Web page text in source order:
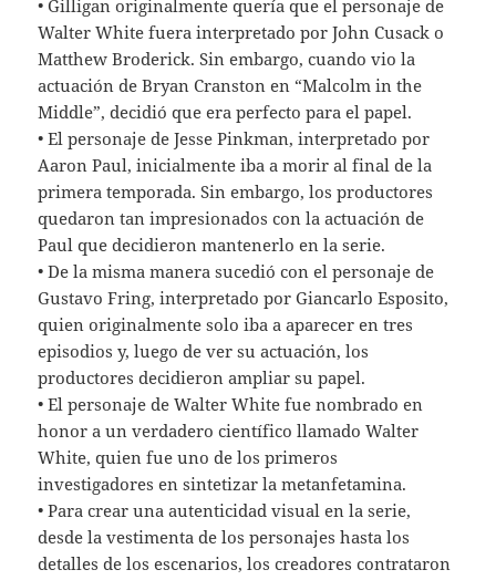
• Gilligan originalmente quería que el personaje de
Walter White fuera interpretado por John Cusack o
Matthew Broderick. Sin embargo, cuando vio la
actuación de Bryan Cranston en “Malcolm in the
Middle”, decidió que era perfecto para el papel.
• El personaje de Jesse Pinkman, interpretado por
Aaron Paul, inicialmente iba a morir al final de la
primera temporada. Sin embargo, los productores
quedaron tan impresionados con la actuación de
Paul que decidieron mantenerlo en la serie.
• De la misma manera sucedió con el personaje de
Gustavo Fring, interpretado por Giancarlo Esposito,
quien originalmente solo iba a aparecer en tres
episodios y, luego de ver su actuación, los
productores decidieron ampliar su papel.
• El personaje de Walter White fue nombrado en
honor a un verdadero científico llamado Walter
White, quien fue uno de los primeros
investigadores en sintetizar la metanfetamina.
• Para crear una autenticidad visual en la serie,
desde la vestimenta de los personajes hasta los
detalles de los escenarios, los creadores contrataron